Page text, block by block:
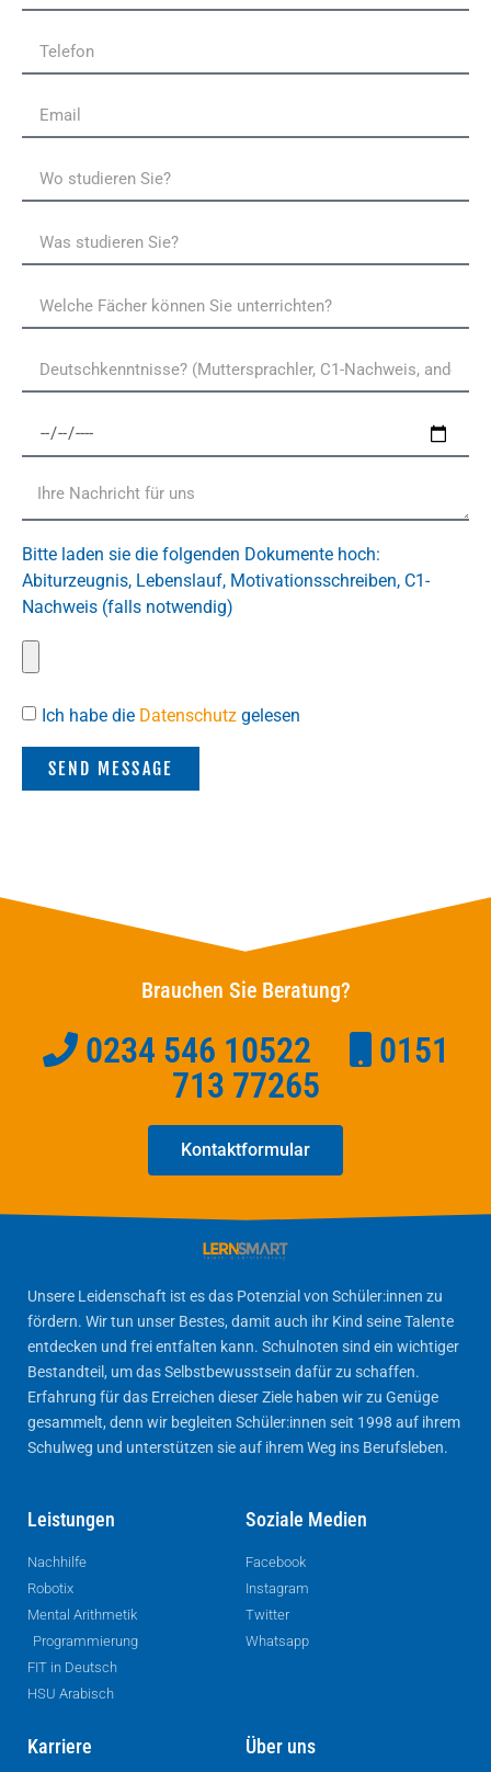
Bitte laden sie die folgenden Dokumente hoch:
Abiturzeugnis, Lebenslauf, Motivationsschreiben, C1-
Nachweis (falls notwendig)
Ich habe die Datenschutz gelesen
SEND MESSAGE
Brauchen Sie Beratung?
0234 546 10522
0151
713 77265
Kontaktformular
Unsere Leidenschaft ist es das Potenzial von Schüler:innen zu
fördern. Wir tun unser Bestes, damit auch ihr Kind seine Talente
entdecken und frei entfalten kann. Schulnoten sind ein wichtiger
Bestandteil, um das Selbstbewusstsein dafür zu schaffen.
Erfahrung für das Erreichen dieser Ziele haben wir zu Genüge
gesammelt, denn wir begleiten Schüler:innen seit 1998 auf ihrem
Schulweg und unterstützen sie auf ihrem Weg ins Berufsleben.
Leistungen
Nachhilfe
Robotix
Mental Arithmetik
Programmierung
FIT in Deutsch
HSU Arabisch
Soziale Medien
Facebook
Instagram
Twitter
Whatsapp
Karriere Über uns